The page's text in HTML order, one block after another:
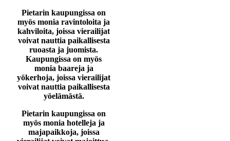
Pietarin kaupungissa on
myös monia ravintoloita ja
kahviloita, joissa vierailijat
voivat nauttia paikallisesta
ruoasta ja juomista.
Kaupungissa on myös
monia baareja ja
yökerhoja, joissa vierailijat
voivat nauttia paikallisesta
yöelämästä.
Pietarin kaupungissa on
myös monia hotelleja ja
majapaikkoja, joissa